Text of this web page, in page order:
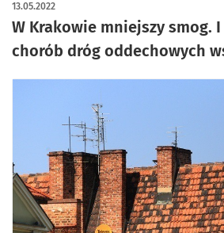
W Krakowie mniejszy smog.
chorób dróg oddechowych
13.05.2022